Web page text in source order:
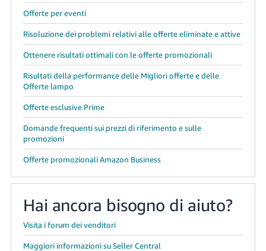
Offerte per eventi
Risoluzione dei problemi relativi alle offerte eliminate e attive
Ottenere risultati ottimali con le offerte promozionali
Risultati della performance delle Migliori offerte e delle
Offerte lampo
Offerte esclusive Prime
Domande frequenti sui prezzi di riferimento e sulle
promozioni
Offerte promozionali Amazon Business
Hai ancora bisogno di aiuto?
Visita i forum dei venditori
Maggiori informazioni su Seller Central